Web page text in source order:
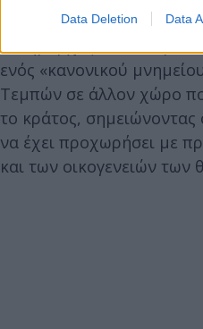
Data Deletion Data
Ο δήμαρχος Βόλου
ενός «κανονικού
Τεμπών σε άλλον χώρο
το κράτος,
να έχει προχωρήσει με
και των οικογενειών των